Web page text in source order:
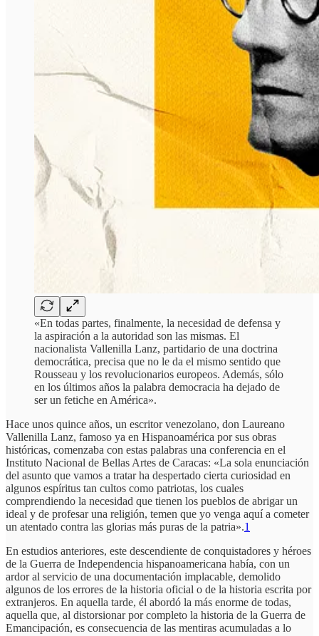
«En todas partes, finalmente, la necesidad de defensa y
la aspiración a la autoridad son las mismas. El
nacionalista Vallenilla Lanz, partidario de una doctrina
democrática, precisa que no le da el mismo sentido que
Rousseau y los revolucionarios europeos. Además, sólo
en los últimos años la palabra democracia ha dejado de
ser un fetiche en América».
Hace unos quince años, un escritor venezolano, don Laureano
Vallenilla Lanz, famoso ya en Hispanoamérica por sus obras
históricas, comenzaba con estas palabras una conferencia en el
Instituto Nacional de Bellas Artes de Caracas: «La sola enunciación
del asunto que vamos a tratar ha despertado cierta curiosidad en
algunos espíritus tan cultos como patriotas, los cuales
comprendiendo la necesidad que tienen los pueblos de abrigar un
ideal y de profesar una religión, temen que yo venga aquí a cometer
un atentado contra las glorias más puras de la patria».1
En estudios anteriores, este descendiente de conquistadores y héroes
de la Guerra de Independencia hispanoamericana había, con un
ardor al servicio de una documentación implacable, demolido
algunos de los errores de la historia oficial o de la historia escrita por
extranjeros. En aquella tarde, él abordó la más enorme de todas,
aquella que, al distorsionar por completo la historia de la Guerra de
Emancipación, es consecuencia de las mentiras acumuladas a lo